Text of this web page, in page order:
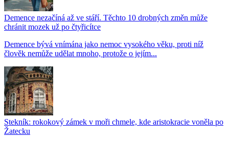
Demence nezačíná až ve stáří. Těchto 10 drobných změn může
chránit mozek už po čtyřicítce
Demence bývá vnímána jako nemoc vysokého věku, proti níž
člověk nemůže udělat mnoho, protože o jejím...
Stekník: rokokový zámek v moři chmele, kde aristokracie voněla po
Žatecku